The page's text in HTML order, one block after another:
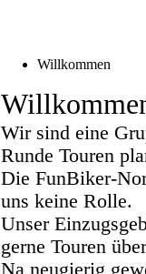
Willkommen
Wir sind eine
Runde Touren
Die FunBiker-
uns keine Rolle.
Unser
gerne Touren
Na,neugierig